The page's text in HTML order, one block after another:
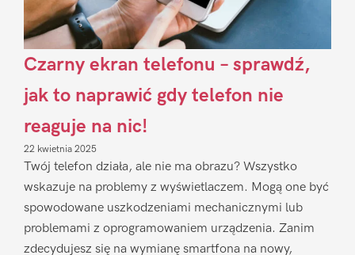
Czarny ekran telefonu – sprawdź,
jak to naprawić gdy telefon nie
reaguje na nic!
22 kwietnia 2025
Twój telefon działa, ale nie ma obrazu? Wszystko
wskazuje na problemy z wyświetlaczem. Mogą one być
spowodowane uszkodzeniami mechanicznymi lub
problemami z oprogramowaniem urządzenia. Zanim
zdecydujesz się na wymianę smartfona na nowy,